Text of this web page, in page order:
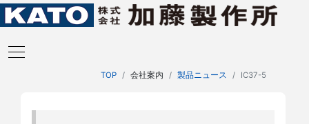
TOP 会社案内 製品ニュース IC37-5